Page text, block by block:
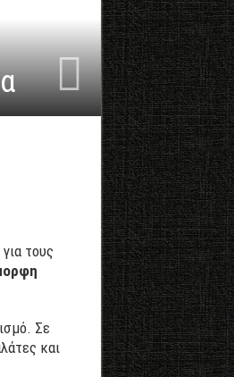
τους
Σε
και